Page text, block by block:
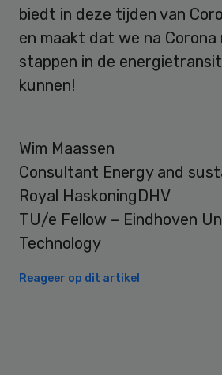
biedt in deze tijden van
en maakt dat we na
stappen in de
kunnen!
Wim Maassen
Consultant Energy and
Royal HaskoningDHV
TU/e Fellow – Eindhoven
Technology
Reageer op dit artikel